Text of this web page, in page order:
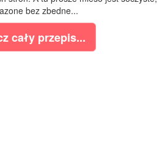
bez zbedne...
cały przepis...